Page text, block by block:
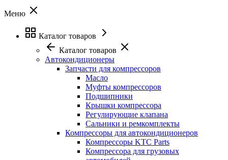
Меню
Каталог товаров
Каталог товаров
Автокондиционеры
Запчасти для компрессоров
Масло
Муфты компрессоров
Подшипники
Крышки компрессора
Регулирующие клапана
Сальники и ремкомплекты
Компрессоры для автокондиционеров
Компрессоры KTC Parts
Компрессора для грузовых